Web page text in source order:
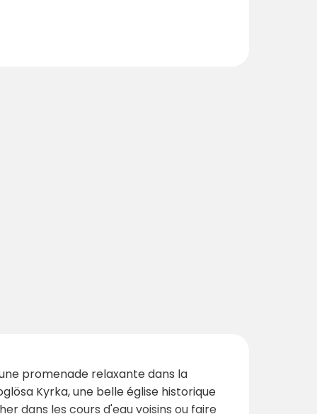
promenade relaxante dans la
Kyrka, une belle église historique
dans les cours d'eau voisins ou faire